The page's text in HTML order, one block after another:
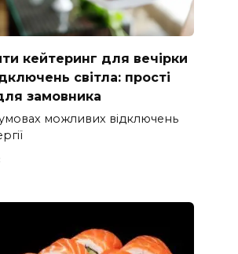
кейтеринг для вечірки
світла: прості
замовника
умовах можливих відключень